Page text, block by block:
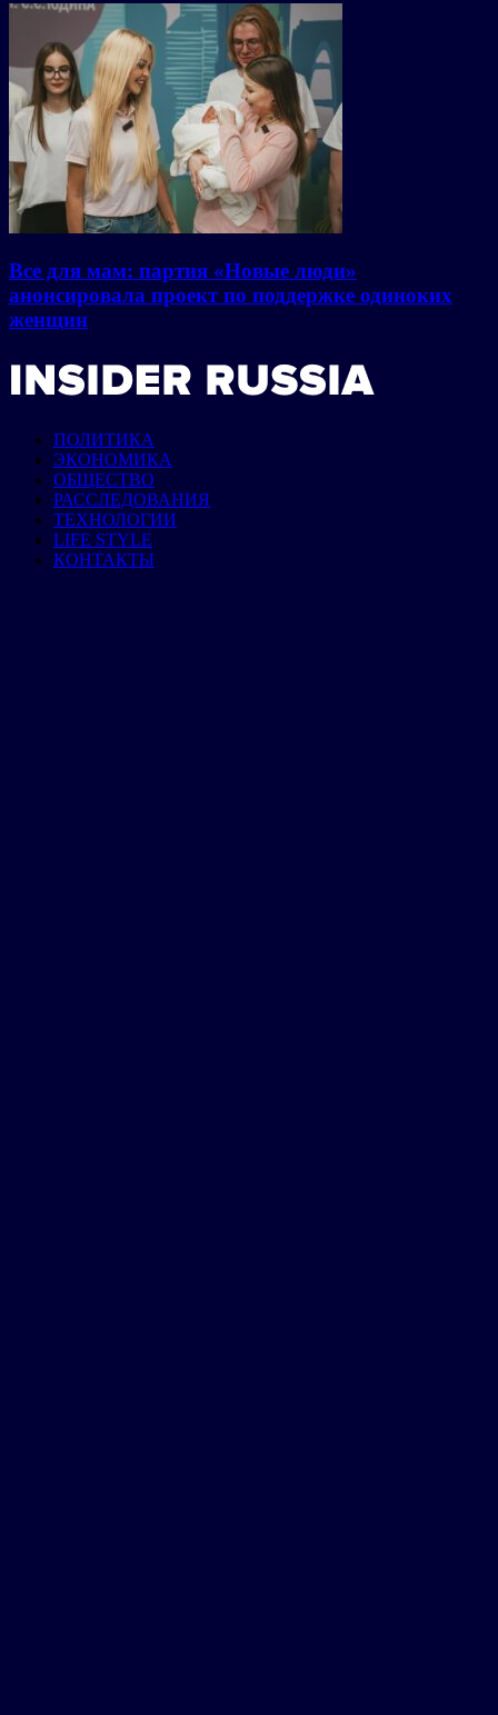
Все для мам: партия «Новые люди»
анонсировала проект по поддержке одиноких
женщин
ПОЛИТИКА
ЭКОНОМИКА
ОБЩЕСТВО
РАССЛЕДОВАНИЯ
ТЕХНОЛОГИИ
LIFE STYLE
КОНТАКТЫ